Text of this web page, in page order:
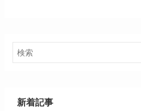
新着記事